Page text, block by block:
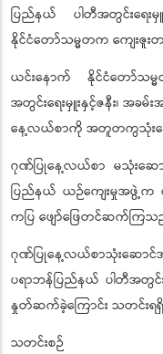
ပြည်နယ် ပါတီအတွင်းရေးမှူ
နိုင်ငံတော်သမ္မတက ကျေးဇူး
ယင်းနောက် နိုင်ငံတော်သ
အတွင်းရေးမှူးနှင့်ဇနီး၊ အခ
နေ့လယ်စာကို အတူတကွသုံးဆ
ဂုဏ်ပြုနေ့လယ်စာ မသုံးဆေ
ပြည်နယ် ယဉ်ကျေးမှုအဖွဲ့က လ
ကပြ ဖျော်ဖြေတင်ဆက်ကြသ
ဂုဏ်ပြုနေ့လယ်စာသုံးဆောင်
ပရာဘန်ပြည်နယ် ပါတီအတွင်းရ
နှုတ်ဆက်ခဲ့ကြောင်း သတင်းရ
သတင်းစဉ်